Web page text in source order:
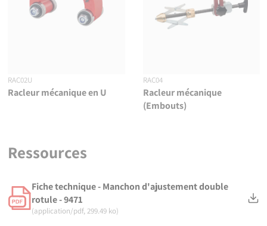
RAC02U
Racleur mécanique en U
RAC04
Racleur mécanique
(Embouts)
Ressources
Fiche technique - Manchon d'ajustement double
rotule - 9471
(application/pdf, 299.49 ko)